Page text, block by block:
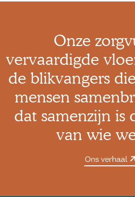
Onze
vervaardigde
de blikvangers
mensen
dat samenzijn is
van wie
Ons verhaal